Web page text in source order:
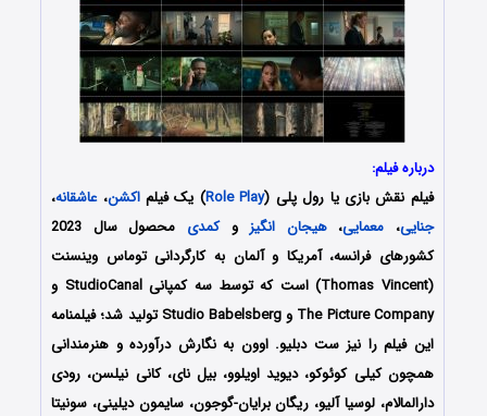
درباره فیلم:
فیلم نقش بازی یا رول پلی (Role Play) یک فیلماکشن،عاشقانه،
جنایی، معمایی،هیجان انگیز وکمدی
محصول سال 2023
کشورهای فرانسه، آمریکا و آلمان به کارگردانی توماس وینسنت
(Thomas Vincent) است که توسط سه کمپانی‌ StudioCanal و
The Picture Company و Studio Babelsberg تولید شد؛ فیلمنامه
این فیلم را نیز ست دبلیو. اوون به نگارش درآورده و هنرمندانی
همچون کیلی کوئوکو، دیوید اویلوو، بیل نای، کانی نیلسن، رودی
دارالمالام، لوسیا آلیو، ریگان برایان-گوجون، سایمون دیلینی، سونیتا